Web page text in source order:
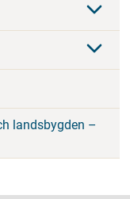
landsbygden –